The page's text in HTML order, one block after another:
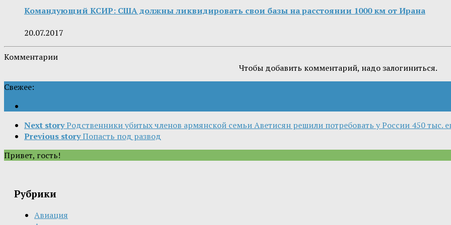
Командующий КСИР: США должны ликвидировать свои базы на расстоянии 1000 км от Ирана
20.07.2017
Комментарии
Чтобы добавить комментарий, надо залогиниться.
Свежее:
Next storyРодственники убитых членов армянской семьи Аветисян решили потребовать у России 450 тыс.
Previous storyПопасть под развод
Привет, гость!
Рубрики
Авиация